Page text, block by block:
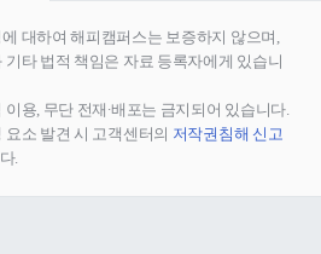
대하여 해피캠퍼스는 보증하지 않으며,
타 법적 책임은 자료 등록자에게 있습니
용, 무단 전재∙배포는 금지되어 있습니다.
소 발견 시 고객센터의 저작권침해 신고
.